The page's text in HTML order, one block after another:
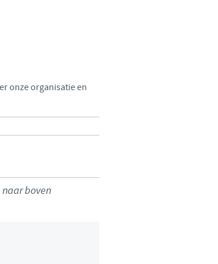
onze organisatie en
naar boven